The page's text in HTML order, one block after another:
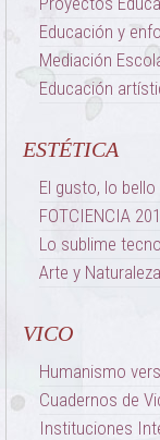
Educación y
Mediación
Educación
ESTÉTICA
El gusto, lo
FOTCIENCIA
Lo sublime
Arte y Naturaleza
VICO
Humanismo
Cuadernos de
Instituciones